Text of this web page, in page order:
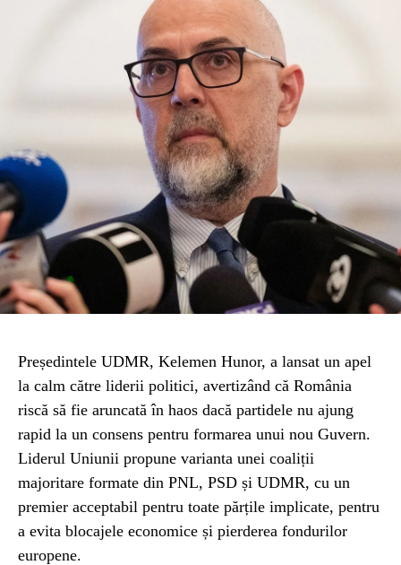
Președintele UDMR, Kelemen Hunor, a lansat un apel
la calm către liderii politici, avertizând că România
riscă să fie aruncată în haos dacă partidele nu ajung
rapid la un consens pentru formarea unui nou Guvern.
Liderul Uniunii propune varianta unei coaliții
majoritare formate din PNL, PSD și UDMR, cu un
premier acceptabil pentru toate părțile implicate, pentru
a evita blocajele economice și pierderea fondurilor
europene.